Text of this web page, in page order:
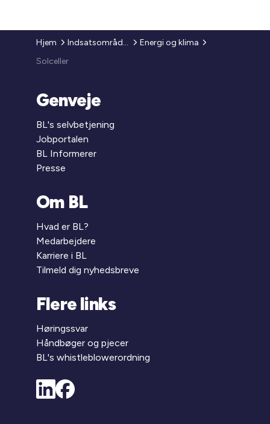
Hjem Indsatsområder
Energi og klima
Solceller
Genveje
BL's selvbetjening
Jobportalen
BL Informerer
Presse
Om BL
Hvad er BL?
Medarbejdere
Karriere i BL
Tilmeld dig nyhedsbreve
Flere links
Høringssvar
Håndbøger og pjecer
BL's whistleblowerordning